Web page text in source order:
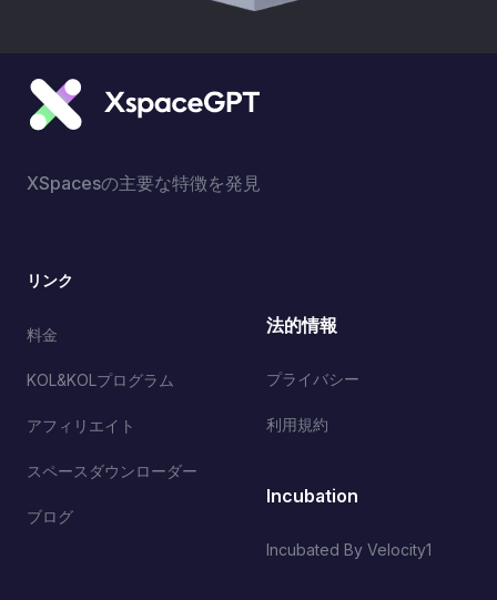
XSpacesの主要な特徴を発見
リンク
料金
KOL&KOLプログラム
アフィリエイト
スペースダウンローダー
ブログ
法的情報
プライバシー
利用規約
Incubation
Incubated By Velocity1